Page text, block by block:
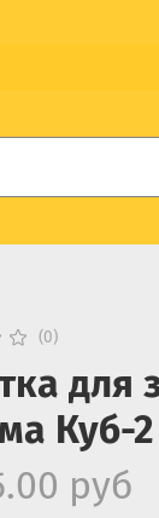
(0)
для
Куб-
руб